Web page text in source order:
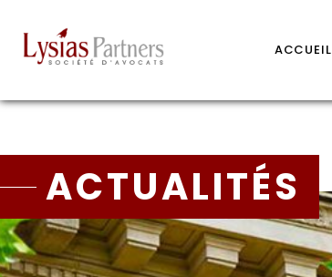
ACCUEIL
ACTUALITÉS